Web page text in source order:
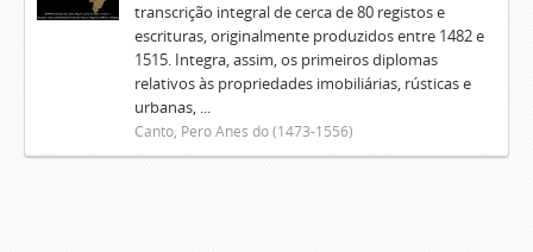
transcrição integral de cerca de 80 registos e
escrituras, originalmente produzidos entre 1482 e
1515. Integra, assim, os primeiros diplomas
relativos às propriedades imobiliárias, rústicas e
urbanas, ...
Canto, Pero Anes do (1473-1556)